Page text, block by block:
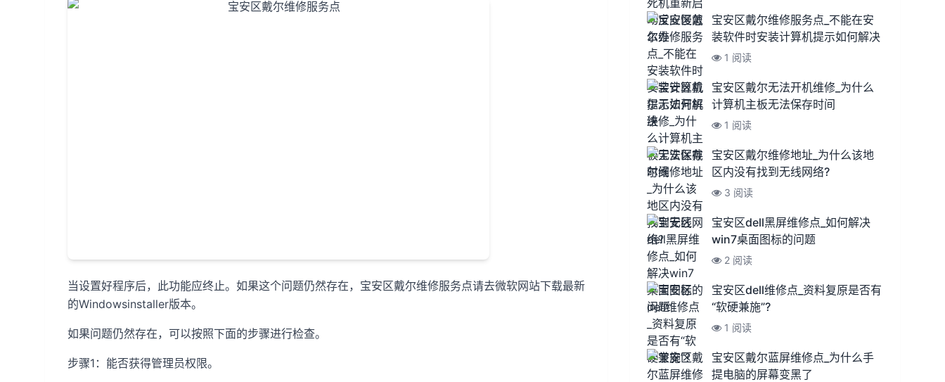
当设置好程序后，此功能应终止。如果这个问题仍然存在，宝安区戴尔维修服务点请去微软网站下载最新
的Windowsinstaller版本。
如果问题仍然存在，可以按照下面的步骤进行检查。
步骤1：能否获得管理员权限。
宝安区戴尔维修服务点_不能在安
装软件时安装计算机提示如何解决
1 阅读
宝安区戴尔无法开机维修_为什么
计算机主板无法保存时间
1 阅读
宝安区戴尔维修地址_为什么该地
区内没有找到无线网络?
3 阅读
宝安区dell黑屏维修点_如何解决
win7桌面图标的问题
2 阅读
宝安区dell维修点_资料复原是否有
“软硬兼施”?
1 阅读
宝安区戴尔蓝屏维修点_为什么手
提电脑的屏幕变黑了